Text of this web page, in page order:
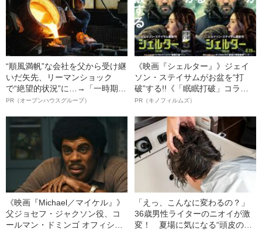
“順風満帆”な会社を父から受け継
いだ矢先、リーマンショック
で“絶望的状況”に…→「一時期は
納品3年待ち」のヒット商品を生
明かす、“逆転の戦術”
PR（オープンハウスグループ）
《映画『シェルター』》ジェイ
ソン・ステイサムがお盆を“打
破”する!!《「眠眠打破」コラ
ボ》
PR（キノフィルムズ）
《映画『Michael／マイケル』》
父ジョセフ・ジャクソン役、コ
ールマン・ドミンゴ オフィシャ
「えっ、こんなに変わるの？」
36歳男性ライターのニオイが激
変！ 夏場に気になる“頭皮のニ